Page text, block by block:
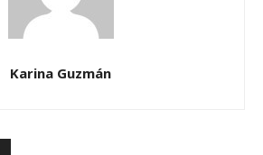
Karina Guzmán